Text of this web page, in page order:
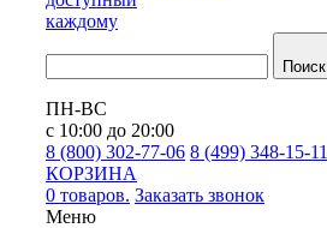
каждому
Поиск
ПН-ВС
с 10:00 до 20:00
8 (800) 302-77-06 8 (499) 348-15-11
КОРЗИНА
0 товаров. Заказать звонок
Меню